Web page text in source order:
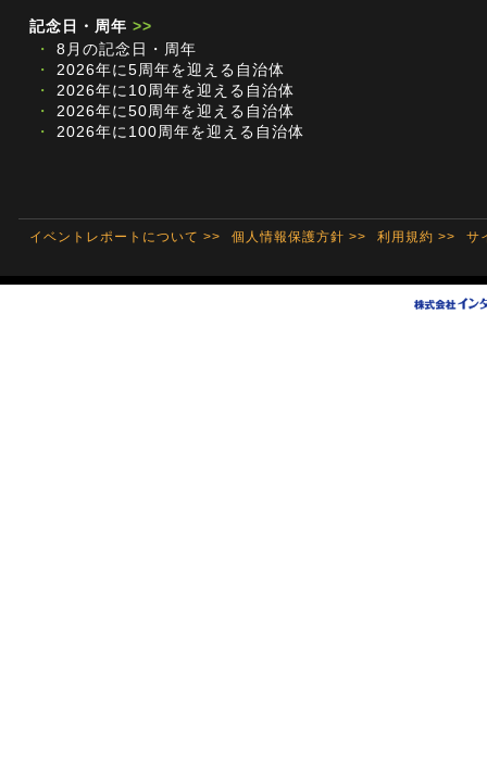
記念日・周年 >>
・
8月の記念日・周年
・
2026年に5周年を迎える自治体
・
2026年に10周年を迎える自治体
・
2026年に50周年を迎える自治体
・
2026年に100周年を迎える自治体
イベントレポートについて >> 個人情報保護方針 >> 利用規約 >> サ